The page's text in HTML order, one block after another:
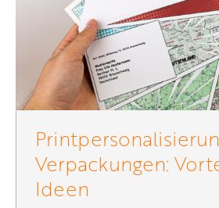
Verpackungen:
Ideen